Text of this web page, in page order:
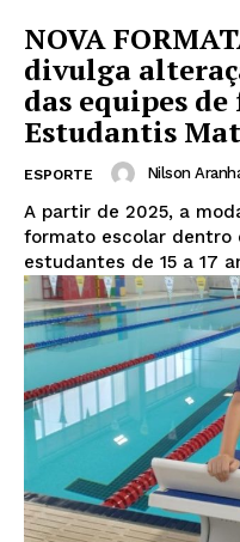
NOVA
divulga
das equipes
Estudantis
ESPORTE Nilson
A partir de 2025, a
formato escolar dentro
estudantes de 15 a 17